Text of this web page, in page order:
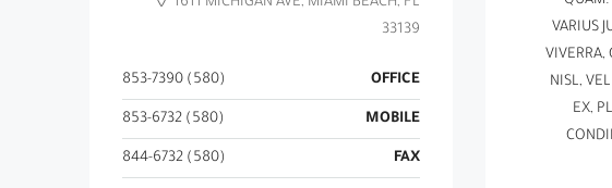
VARIUS
VIVERRA,
NISL,
EX,
33139
OFFICE
(580) 853-7390
MOBILE
(580) 853-6732
FAX
(580) 844-6732